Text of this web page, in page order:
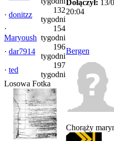
· donitzz
132
tygodni
·
Maryoush
154
tygodni
· dar7914
196
tygodni
· ted
197
tygodni
Losowa Fotka
Dołączył: 13/
20:04
Bergen
Chorąży